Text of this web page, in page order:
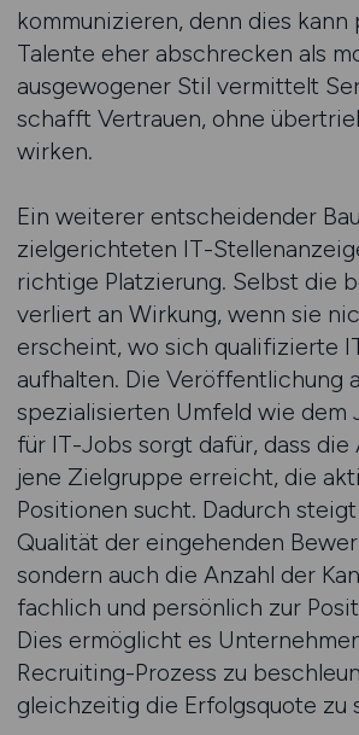
kommunizieren, denn dies kann
Talente eher abschrecken als
ausgewogener Stil vermittelt
schafft Vertrauen, ohne
wirken.
Ein weiterer entscheidender
zielgerichteten IT-
richtige Platzierung. Selbst die
verliert an Wirkung, wenn sie
erscheint, wo sich qualifizierte
aufhalten. Die Veröffentlichung
spezialisierten Umfeld wie dem
für IT-Jobs sorgt dafür, dass die
jene Zielgruppe erreicht, die
Positionen sucht. Dadurch
Qualität der eingehenden
sondern auch die Anzahl der
fachlich und persönlich zur
Dies ermöglicht es
Recruiting-Prozess zu
gleichzeitig die Erfolgsquote zu